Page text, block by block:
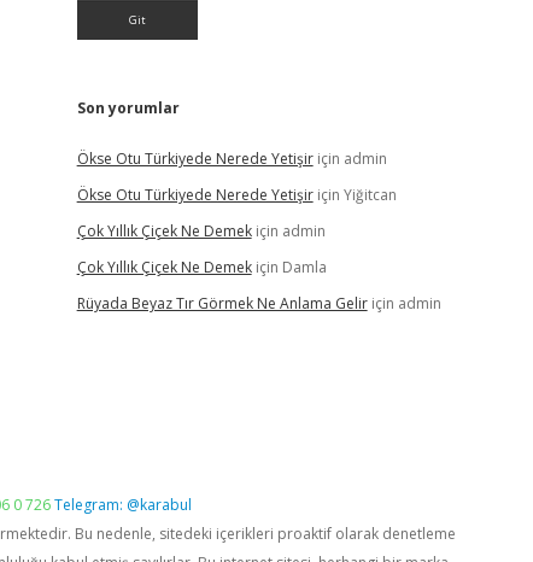
Son yorumlar
Ökse Otu Türkiyede Nerede Yetişiriçin admin
Ökse Otu Türkiyede Nerede Yetişiriçin Yiğitcan
Çok Yıllık Çiçek Ne Demekiçin admin
Çok Yıllık Çiçek Ne Demekiçin Damla
Rüyada Beyaz Tır Görmek Ne Anlama Geliriçin admin
0 726Telegram: @karabul
Bu nedenle, sitedeki içerikleri proaktif olarak denetleme